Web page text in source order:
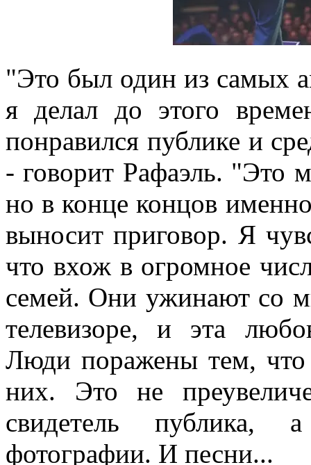
"Это был один из самых
я делал до этого
понравился публике и
- говорит Рафаэль. "Это
но в конце концов
выносит приговор. Я
что вхож в огромное
семей. Они ужинают со
телевизоре, и эта
Люди поражены тем, что
них. Это не
свидетель публика,
фотографии. И песни...